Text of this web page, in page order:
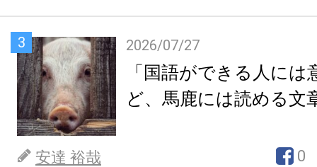
3 2026/07/27
「国語ができる人には
ど、馬鹿には読める文
安達 裕哉 0